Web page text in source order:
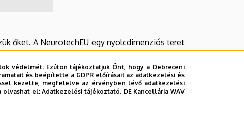
őket. A NeurotechEU egy nyolcdimenziós teret
kereteit:
védelmét. Ezúton tájékoztatjuk Önt, hogy a Debreceni
és beépítette a GDPR előírásait az adatkezelési és
kezelte, megfelelve az érvényben lévő adatkezelési
olvashat el:Adatkezelési tájékoztató. DE Kancellária WAV